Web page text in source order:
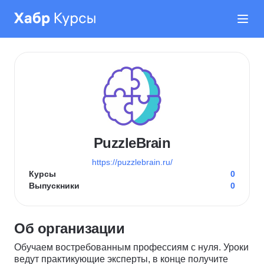
PuzzleBrain
https://puzzlebrain.ru/
Курсы
0
Выпускники
0
Об организации
Обучаем востребованным профессиям с нуля. Уроки
ведут практикующие эксперты, в конце получите